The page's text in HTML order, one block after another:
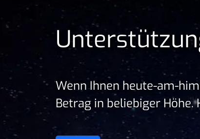
Wenn Ihnen heute⁠-⁠am⁠-⁠
Betrag in beliebiger Höhe.